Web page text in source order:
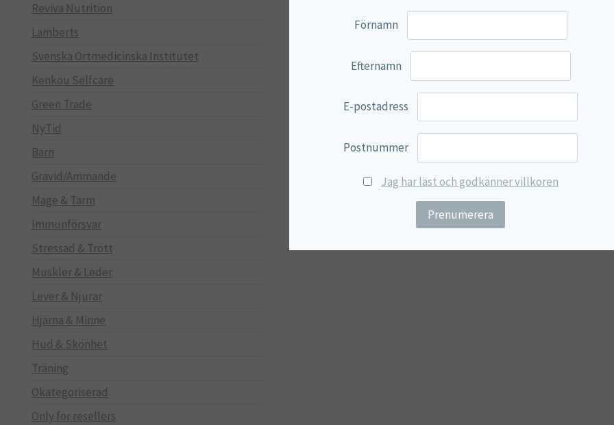
Reviva Nutrition
Lamberts
Svenska Örtmedicinska Institutet
Kenkou Selfcare
Green Trade
NyTid
Barn
Gravid/Ammande
Mage & Tarm
Immunförsvar
Stressad & Trött
Muskler & Leder
Lever & Njurar
Hjärna & Minne
Hud & Skönhet
Träning
Okategoriserad
Only for resellers
Förnamn
Efternamn
E-postadress
Postnummer
Jag har läst och godkänner villkoren